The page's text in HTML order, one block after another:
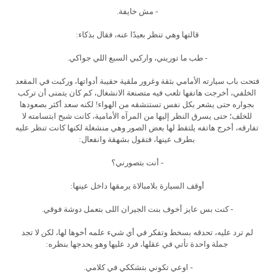
- مش خايفة.
قالتها وهي تنظر بعيدًا عنه، فقال بذكاء:
- طب ما توريني، واركبي السبع اللي جواكي.
فتحت باب سيارته الأمامي بثقة وغرور ملقية حقيبة أدواتها، وركبت في المقعد
الخلفي، أخرجت هاتفها تلعب فيه متصنعة الانشغال، كم كان يتمنى أن تركب
بجواره حتى يشعر بكل نفس تستنشقه من الهواء! لكنه سعد أكثر بصعودها
للخلف؛ حتى يسرق النظر إليها من المرآه الأمامية، كانت شبح ابتسامته لا
تفارقه، أخرج هاتفه يلتقط لها بعض الصور وهي منشغلة لكنها كانت تنظر عليه
بطرف عينها، فتقول بشهقة وانفعال:
- أنت بتصورني؟
أوقف السيارة بلامبالاة يرمقها داخل عينها:
- كنت بس عايز أخوف بنت الجيران اللى بتعمل دوشة فوقي.
لم ترد عليه، تحدقه بسخط وتفكر في أي شيء علمه أخوها لها، لكن لا تجد
جملة واحدة تأتي في عقلها، فرد عليها وهو يحدجها بنظره:
- اوعي تكوني بتشككي في كلامي.